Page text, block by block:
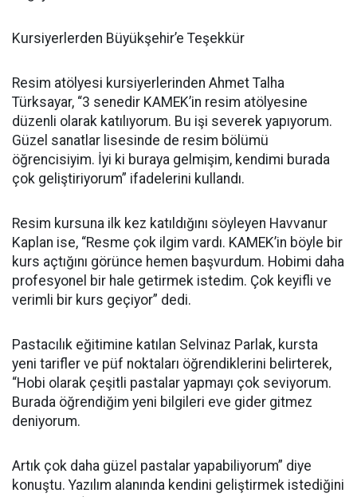
Kursiyerlerden Büyükşehir’e Teşekkür
Resim atölyesi kursiyerlerinden Ahmet Talha
Türksayar, “3 senedir KAMEK’in resim atölyesine
düzenli olarak katılıyorum. Bu işi severek yapıyorum.
Güzel sanatlar lisesinde de resim bölümü
öğrencisiyim. İyi ki buraya gelmişim, kendimi burada
çok geliştiriyorum” ifadelerini kullandı.
Resim kursuna ilk kez katıldığını söyleyen Havvanur
Kaplan ise, “Resme çok ilgim vardı. KAMEK’in böyle bir
kurs açtığını görünce hemen başvurdum. Hobimi daha
profesyonel bir hale getirmek istedim. Çok keyifli ve
verimli bir kurs geçiyor” dedi.
Pastacılık eğitimine katılan Selvinaz Parlak, kursta
yeni tarifler ve püf noktaları öğrendiklerini belirterek,
“Hobi olarak çeşitli pastalar yapmayı çok seviyorum.
Burada öğrendiğim yeni bilgileri eve gider gitmez
deniyorum.
Artık çok daha güzel pastalar yapabiliyorum” diye
konuştu. Yazılım alanında kendini geliştirmek istediğini